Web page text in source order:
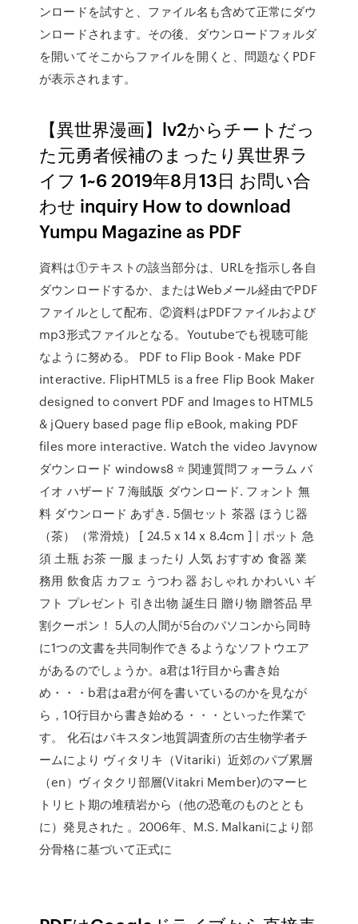
ンロードを試すと、ファイル名も含めて正常にダウ
ンロードされます。その後、ダウンロードフォルダ
を開いてそこからファイルを開くと、問題なくPDF
が表示されます。
【異世界漫画】lv2からチートだっ
た元勇者候補のまったり異世界ラ
イフ 1~6 2019年8月13日 お問い合
わせ inquiry How to download
Yumpu Magazine as PDF
資料は①テキストの該当部分は、URLを指示し各自
ダウンロードするか、またはWebメール経由でPDF
ファイルとして配布、②資料はPDFファイルおよび
mp3形式ファイルとなる。Youtubeでも視聴可能
なように努める。 PDF to Flip Book - Make PDF
interactive. FlipHTML5 is a free Flip Book Maker
designed to convert PDF and Images to HTML5
& jQuery based page flip eBook, making PDF
files more interactive. Watch the video Javynow
ダウンロード windows8 ⭐ 関連質問フォーラム バ
イオ ハザード 7 海賊版 ダウンロード. フォント 無
料 ダウンロード あずき. 5個セット 茶器 ほうじ器
（茶）（常滑焼） [ 24.5 x 14 x 8.4cm ] | ポット 急
須 土瓶 お茶 一服 まったり 人気 おすすめ 食器 業
務用 飲食店 カフェ うつわ 器 おしゃれ かわいい ギ
フト プレゼント 引き出物 誕生日 贈り物 贈答品 早
割クーポン！ 5人の人間が5台のパソコンから同時
に1つの文書を共同制作できるようなソフトウエア
があるのでしょうか。a君は1行目から書き始
め・・・b君はa君が何を書いているのかを見なが
ら，10行目から書き始める・・・といった作業で
す。 化石はパキスタン地質調査所の古生物学者チ
ームにより ヴィタリキ（Vitariki）近郊のパブ累層
（en）ヴィタクリ部層(Vitakri Member)のマーヒ
トリヒト期の堆積岩から（他の恐竜のものととも
に）発見された 。2006年、M.S. Malkaniにより部
分骨格に基づいて正式に